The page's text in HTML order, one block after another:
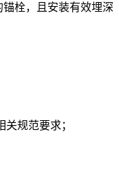
栓，且安装有效埋深
规范要求；